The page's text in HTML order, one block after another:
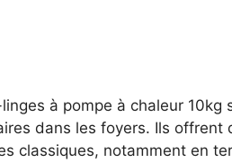
à pompe à chaleur
dans les foyers. Ils
classiques, notamment en